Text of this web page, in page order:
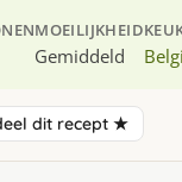
MOEILIJKHEID
Gemiddeld
dit recept ★